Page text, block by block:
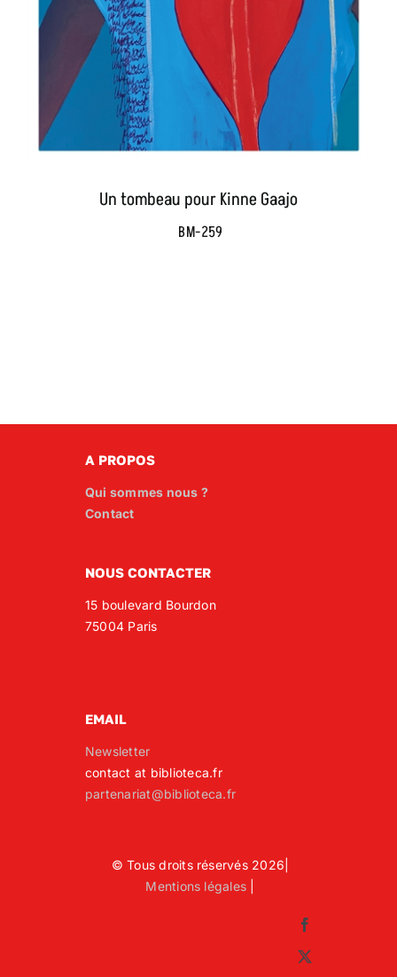
Un tombeau pour Kinne Gaajo
BM-259
A PROPOS
Qui sommes nous ?
Contact
NOUS CONTACTER
15 boulevard Bourdon
75004 Paris
EMAIL
Newsletter
contact at biblioteca.fr
partenariat@biblioteca.fr
© Tous droits réservés 2026|
Mentions légales